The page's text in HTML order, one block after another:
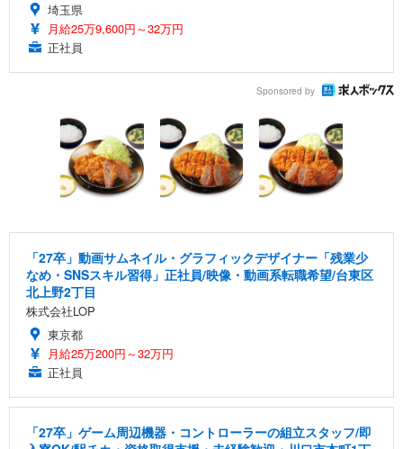
埼玉県
月給25万9,600円～32万円
正社員
Sponsored by
「27卒」動画サムネイル・グラフィックデザイナー「残業少
なめ・SNSスキル習得」正社員/映像・動画系転職希望/台東区
北上野2丁目
株式会社LOP
東京都
月給25万200円～32万円
正社員
「27卒」ゲーム周辺機器・コントローラーの組立スタッフ/即